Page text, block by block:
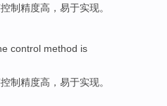
制精度高 ，易于实现。
control method is
制精度高 ，易于实现。